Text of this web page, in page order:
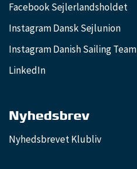
Facebook Sejlerlandsholdet
Instagram Dansk Sejlunion
Instagram Danish Sailing Team
LinkedIn
Nyhedsbrev
Nyhedsbrevet Klubliv